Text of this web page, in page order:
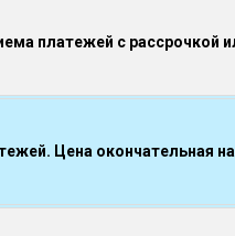
платежей с рассрочкой
Цена окончательная